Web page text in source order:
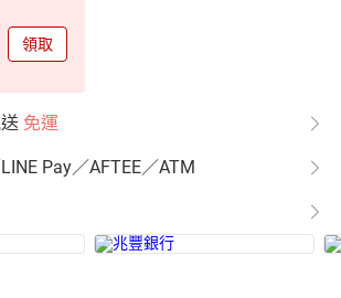
領取
免運
Pay／AFTEE／ATM